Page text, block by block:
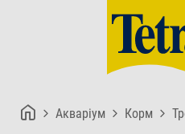
Акваріум Корм